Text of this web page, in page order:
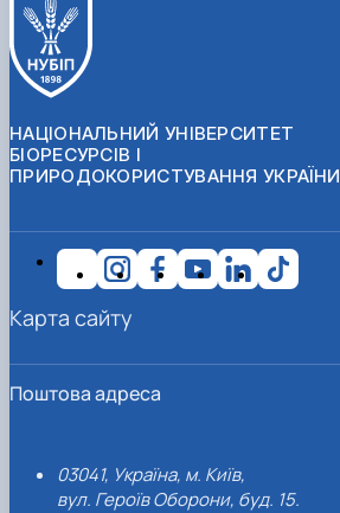
НАЦІОНАЛЬНИЙ УНІВЕРСИТЕТ
БІОРЕСУРСІВ І
ПРИРОДОКОРИСТУВАННЯ УКРАЇНИ
Поштова адреса
03041, Україна, м. Київ,
вул. Героїв Оборони, буд. 15.
Карта сайту